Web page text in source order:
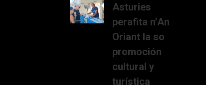
Asturies
perafita n’An
Oriant la so
promoción
cultural y
turística